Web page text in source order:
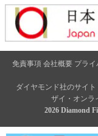
免責事項 会社概要 プラ
ダイヤモンド社のサイト
ザイ・オンラ
2026 Diamond